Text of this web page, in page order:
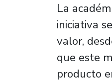
La
iniciativa
valor,
que este
producto